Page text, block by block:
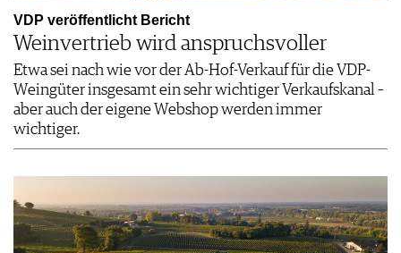
VDP veröffentlicht Bericht
Weinvertrieb wird anspruchsvoller
Etwa sei nach wie vor der Ab-Hof-Verkauf für die VDP-
Weingüter insgesamt ein sehr wichtiger Verkaufskanal –
aber auch der eigene Webshop werden immer
wichtiger.